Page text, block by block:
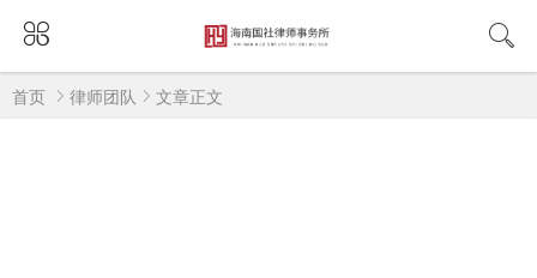
首页 律师团队 文章正文